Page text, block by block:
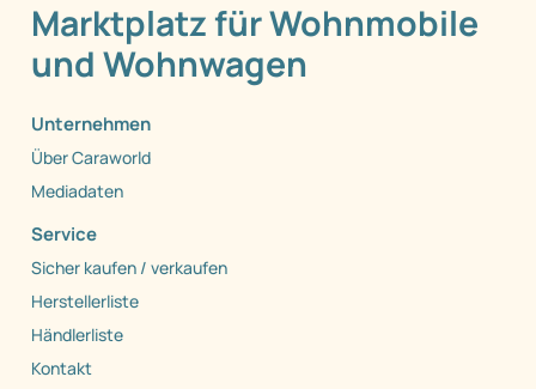
Marktplatz für Wohnmobile
und Wohnwagen
Unternehmen
Über Caraworld
Mediadaten
Service
Sicher kaufen / verkaufen
Herstellerliste
Händlerliste
Kontakt